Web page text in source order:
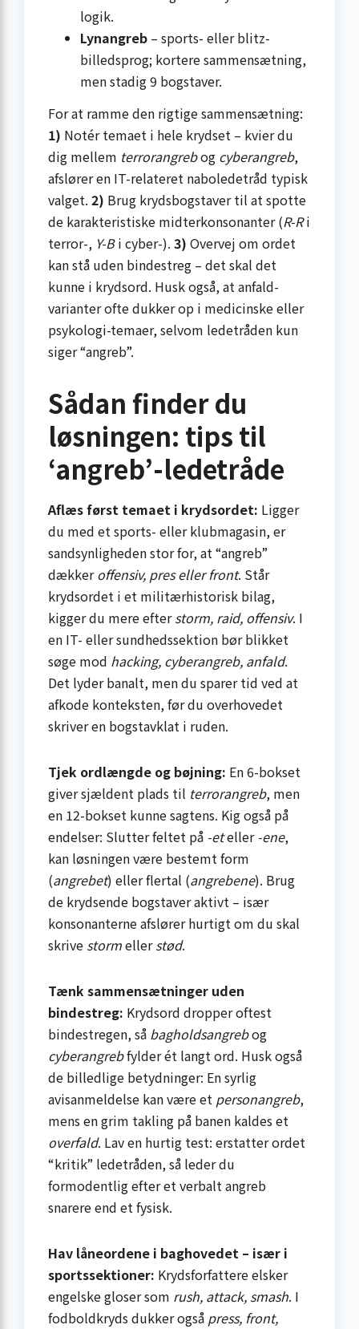
logik.
Lynangreb – sports- eller blitz-
billedsprog; kortere sammensætning,
men stadig 9 bogstaver.
For at ramme den rigtige sammensætning:
1) Notér temaet i hele krydset – kvier du
dig mellem terrorangrebog cyberangreb,
afslører en IT-relateret naboledetråd typisk
valget. 2) Brug krydsbogstaver til at spotte
de karakteristiske midterkonsonanter (R-Ri
terror-, Y-Bi cyber-). 3) Overvej om ordet
kan stå uden bindestreg – det skal det
kunne i krydsord. Husk også, at anfald-
varianter ofte dukker op i medicinske eller
psykologi-temaer, selvom ledetråden kun
siger “angreb”.
Sådan finder du
løsningen: tips til
‘angreb’-ledetråde
Aflæs først temaet i krydsordet: Ligger
du med et sports- eller klub­magasin, er
sandsynligheden stor for, at “angreb”
dækkeroffensiv, pres eller front. Står
krydsordet i et militærhistorisk bilag,
kigger du mere efterstorm, raid, offensiv. I
en IT- eller sundhedssektion bør blikket
søge mod hacking, cyberangreb, anfald.
Det lyder banalt, men du sparer tid ved at
afkode konteksten, før du overhovedet
skriver en bogstavklat i ruden.
Tjek ordlængde og bøjning: En 6-bokset
giver sjældent plads til terrorangreb, men
en 12-bokset kunne sagtens. Kig også på
endelser: Slutter feltet på -eteller-ene,
kan løsningen være bestemt form
(angrebet) eller flertal (angrebene). Brug
de krydsende bogstaver aktivt – især
konsonanterne afslører hurtigt om du skal
skrive stormellerstød.
Tænk sammensætninger uden
bindestreg: Krydsord dropper oftest
bindestregen, så bagholdsangrebog
cyberangrebfylder ét langt ord. Husk også
de billedlige betydninger: En syrlig
avisanmeldelse kan være et personangreb,
mens en grim takling på banen kaldes et
overfald. Lav en hurtig test: erstatter ordet
“kritik” ledetråden, så leder du
formodentlig efter et verbalt angreb
snarere end et fysisk.
Hav låneordene i baghovedet – især i
sportssektioner: Krydsforfattere elsker
engelske gloser som rush, attack, smash. I
fodboldkryds dukker også press, front,